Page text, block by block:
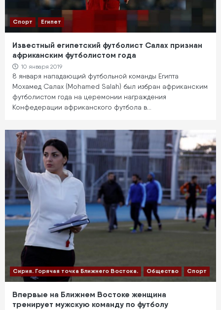
Спорт Египет
Известный египетский футболист Салах признан
африканским футболистом года
10 января 2019
8 января нападающий футбольной команды Египта
Мохамед Салах (Mohamed Salah) был избран африканским
футболистом года на церемонии награждения
Конфедерации африканского футбола в…
Сирия. Горячая точка Ближнего Востока. Общество Спорт
Впервые на Ближнем Востоке женщина
тренирует мужскую команду по футболу